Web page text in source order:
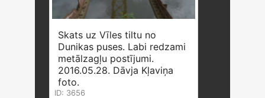
Skats uz Vīles tiltu no
Dunikas puses. Labi redzami
metālzagļu postījumi.
2016.05.28. Dāvja Kļaviņa
foto.
ID: 3656